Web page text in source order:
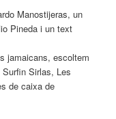
Manostijeras, un
Pineda i un text
jamaicans, escoltem
Sirlas, Les
de caixa de